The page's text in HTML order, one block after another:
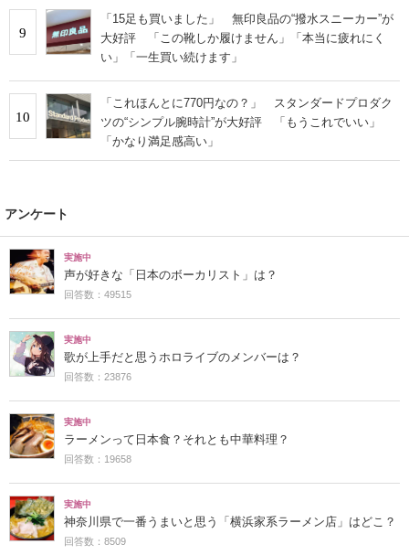
9
「15足も買いました」 無印良品の“撥水スニーカー”が
大好評 「この靴しか履けません」「本当に疲れにく
い」「一生買い続けます」
10
「これほんとに770円なの？」 スタンダードプロダク
ツの“シンプル腕時計”が大好評 「もうこれでいい」
「かなり満足感高い」
アンケート
実施中
声が好きな「日本のボーカリスト」は？
回答数：49515
実施中
歌が上手だと思うホロライブのメンバーは？
回答数：23876
実施中
ラーメンって日本食？それとも中華料理？
回答数：19658
実施中
神奈川県で一番うまいと思う「横浜家系ラーメン店」はどこ？
回答数：8509